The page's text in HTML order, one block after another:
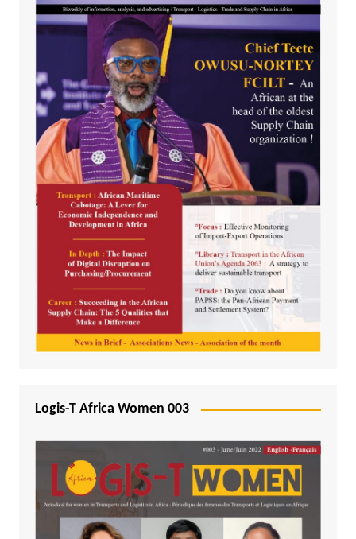
Logis-T Africa Women 003